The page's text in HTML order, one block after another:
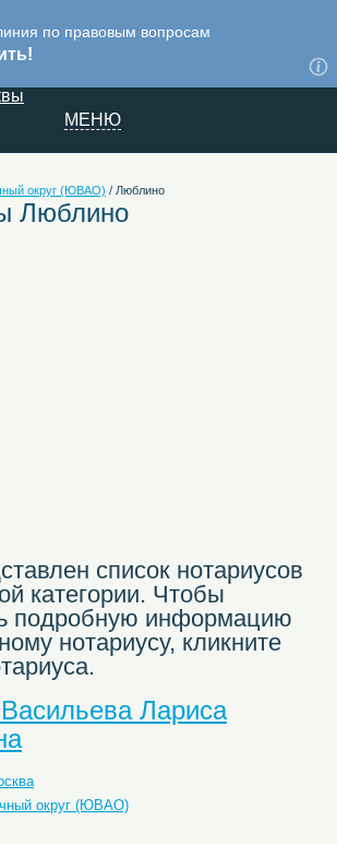
МЕНЮ
округ (ЮВАО) / Люблино
Люблино
список нотариусов
категории. Чтобы
подробную информацию
нотариусу, кликните
Лариса
округ (ЮВАО)